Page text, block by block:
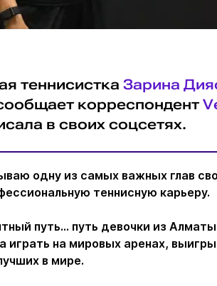
теннисистка Зарина
корреспондент
в своих соцсетях.
одну из самых важных глав
теннисную карьеру.
путь… путь девочки из
играть на мировых аренах,
в мире.